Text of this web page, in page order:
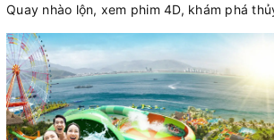
Quay nhào lộn, xem phim 4D, khám phá